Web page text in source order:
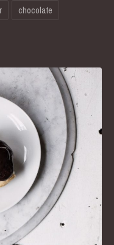
chocolate